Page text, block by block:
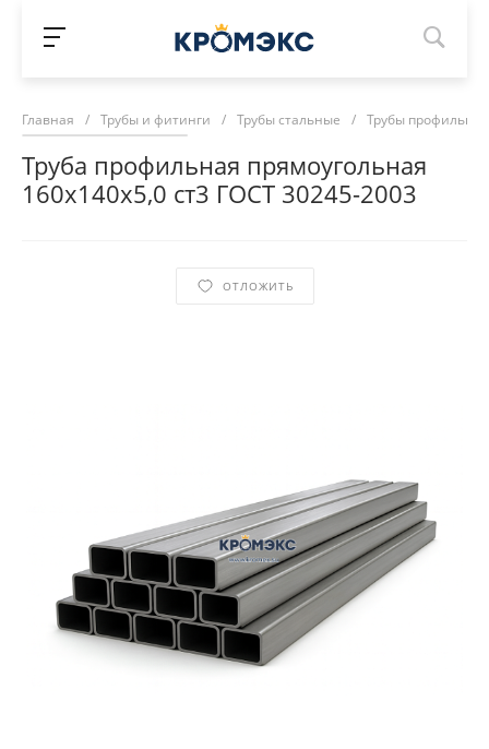
Главная / Трубы и фитинги / Трубы стальные / Трубы
Труба профильная прямоугольная
160х140х5,0 ст3 ГОСТ 30245-2003
ОТЛОЖИТЬ